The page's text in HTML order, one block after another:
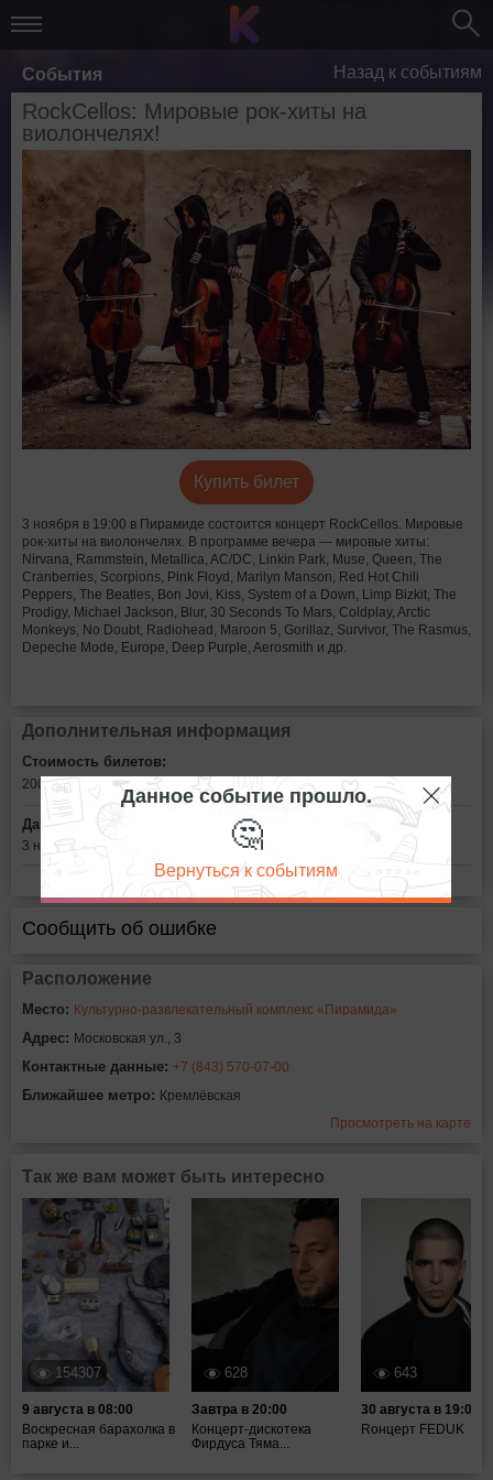
События Назад к событиям
RockCellos: Мировые рок-хиты на
виолончелях!
Купить билет
3 ноября в 19:00 в Пирамиде состоится концерт RockCellos. Мировые
рок-хиты на виолончелях. В программе вечера — мировые хиты:
Nirvana, Rammstein, Metallica, AC/DC, Linkin Park, Muse, Queen, The
Cranberries, Scorpions, Pink Floyd, Marilyn Manson, Red Hot Chili
Peppers, The Beatles, Bon Jovi, Kiss, System of a Down, Limp Bizkit, The
Prodigy, Michael Jackson, Blur, 30 Seconds To Mars, Coldplay, Arctic
Monkeys, No Doubt, Radiohead, Maroon 5, Gorillaz, Survivor, The Rasmus,
Depeche Mode, Europe, Deep Purple, Aerosmith и др.
Дополнительная информация
Стоимость билетов:
2000 - 3600 рублей
Дата:
3 ноября в 19:00
Сообщить об ошибке
Расположение
Место: Культурно-развлекательный комплекс «Пирамида»
Адрес: Московская ул., 3
Контактные данные: +7 (843) 570-07-00
Ближайшее метро: Кремлёвская
Просмотреть на карте
Так же вам может быть интересно
154307
9 августа в 08:00
Воскресная барахолка в
парке и...
628
Завтра в 20:00
Концерт-дискотека
Фирдуса Тяма...
643
30 августа в 19:00
Rонцерт FEDUK
Данное событие прошло.
🤔
Вернуться к событиям